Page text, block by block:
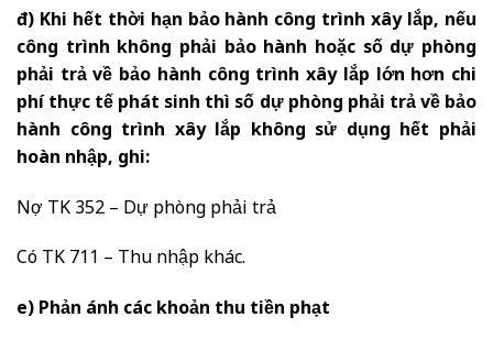
đ) Khi hết thời hạn bảo hành công trình xây lắp, nếu
công trình không phải bảo hành hoặc số dự phòng
phải trả về bảo hành công trình xây lắp lớn hơn chi
phí thực tế phát sinh thì số dự phòng phải trả về bảo
hành công trình xây lắp không sử dụng hết phải
hoàn nhập, ghi:
Nợ TK 352 – Dự phòng phải trả
Có TK 711 – Thu nhập khác.
e) Phản ánh các khoản thu tiền phạt